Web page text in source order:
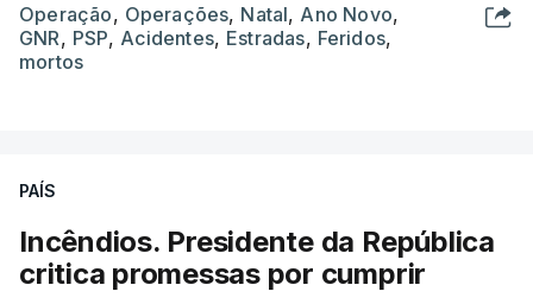
Operação, Operações, Natal, Ano Novo,
GNR, PSP, Acidentes, Estradas, Feridos,
mortos
PAÍS
Incêndios. Presidente da República
critica promessas por cumprir